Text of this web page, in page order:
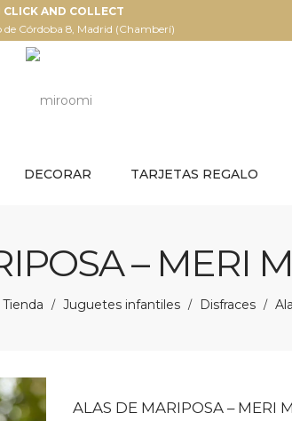
CLICK AND COLLECT
de Córdoba 8, Madrid (Chamberí)
DECORAR TARJETAS REGALO
– MERI
Tienda / Juguetes infantiles / Disfraces /
ALAS DE MARIPOSA – MERI